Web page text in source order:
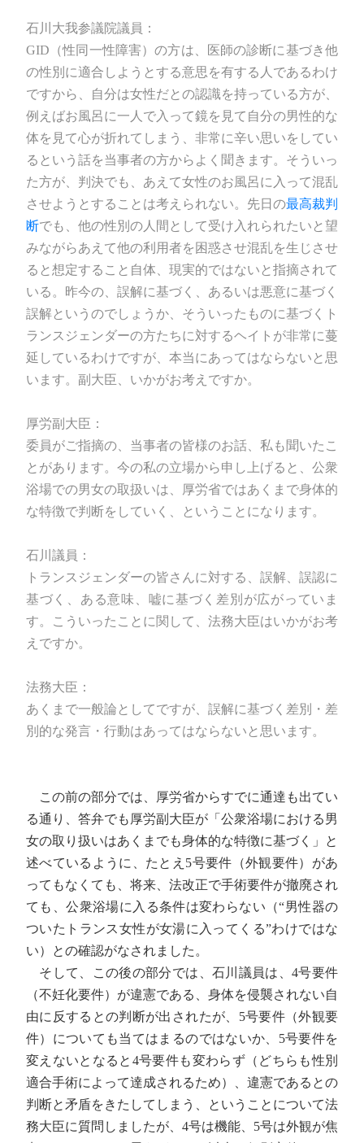
石川大我参議院議員：
GID（性同一性障害）の方は、医師の診断に基づき他
の性別に適合しようとする意思を有する人であるわけ
ですから、自分は女性だとの認識を持っている方が、
例えばお風呂に一人で入って鏡を見て自分の男性的な
体を見て心が折れてしまう、非常に辛い思いをしてい
るという話を当事者の方からよく聞きます。そういっ
た方が、判決でも、あえて女性のお風呂に入って混乱
させようとすることは考えられない。先日の最高裁判
断でも、他の性別の人間として受け入れられたいと望
みながらあえて他の利用者を困惑させ混乱を生じさせ
ると想定すること自体、現実的ではないと指摘されて
いる。昨今の、誤解に基づく、あるいは悪意に基づく
誤解というのでしょうか、そういったものに基づくト
ランスジェンダーの方たちに対するヘイトが非常に蔓
延しているわけですが、本当にあってはならないと思
います。副大臣、いかがお考えですか。
厚労副大臣：
委員がご指摘の、当事者の皆様のお話、私も聞いたこ
とがあります。今の私の立場から申し上げると、公衆
浴場での男女の取扱いは、厚労省ではあくまで身体的
な特徴で判断をしていく、ということになります。
石川議員：
トランスジェンダーの皆さんに対する、誤解、誤認に
基づく、ある意味、嘘に基づく差別が広がっていま
す。こういったことに関して、法務大臣はいかがお考
えですか。
法務大臣：
あくまで一般論としてですが、誤解に基づく差別・差
別的な発言・行動はあってはならないと思います。
この前の部分では、厚労省からすでに通達も出てい
る通り、答弁でも厚労副大臣が「公衆浴場における男
女の取り扱いはあくまでも身体的な特徴に基づく」と
述べているように、たとえ5号要件（外観要件）があ
ってもなくても、将来、法改正で手術要件が撤廃され
ても、公衆浴場に入る条件は変わらない（“男性器の
ついたトランス女性が女湯に入ってくる”わけではな
い）との確認がなされました。
そして、この後の部分では、石川議員は、4号要件
（不妊化要件）が違憲である、身体を侵襲されない自
由に反するとの判断が出されたが、5号要件（外観要
件）についても当てはまるのではないか、5号要件を
変えないとなると4号要件も変わらず（どちらも性別
適合手術によって達成されるため）、違憲であるとの
判断と矛盾をきたしてしまう、ということについて法
務大臣に質問しましたが、4号は機能、5号は外観が焦